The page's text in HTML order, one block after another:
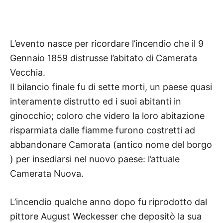
L’evento nasce per ricordare l’incendio che il 9
Gennaio 1859 distrusse l’abitato di Camerata
Vecchia.
Il bilancio finale fu di sette morti, un paese quasi
interamente distrutto ed i suoi abitanti in
ginocchio; coloro che videro la loro abitazione
risparmiata dalle fiamme furono costretti ad
abbandonare Camorata (antico nome del borgo
) per insediarsi nel nuovo paese: l’attuale
Camerata Nuova.
L’incendio qualche anno dopo fu riprodotto dal
pittore August Weckesser che depositò la sua